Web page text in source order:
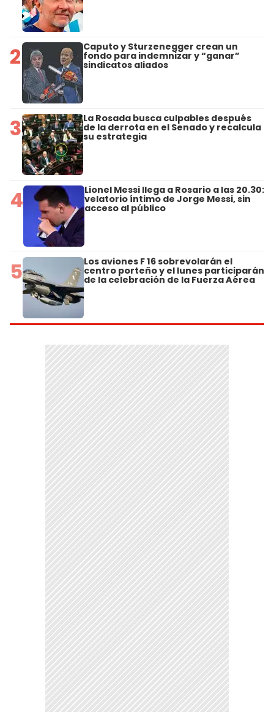
2 Caputo y Sturzenegger crean un
fondo para indemnizar y “ganar”
sindicatos aliados
3 La Rosada busca culpables después
de la derrota en el Senado y recalcula
su estrategia
4 Lionel Messi llega a Rosario a las 20.30:
velatorio íntimo de Jorge Messi, sin
acceso al público
5 Los aviones F 16 sobrevolarán el
centro porteño y el lunes participarán
de la celebración de la Fuerza Aérea